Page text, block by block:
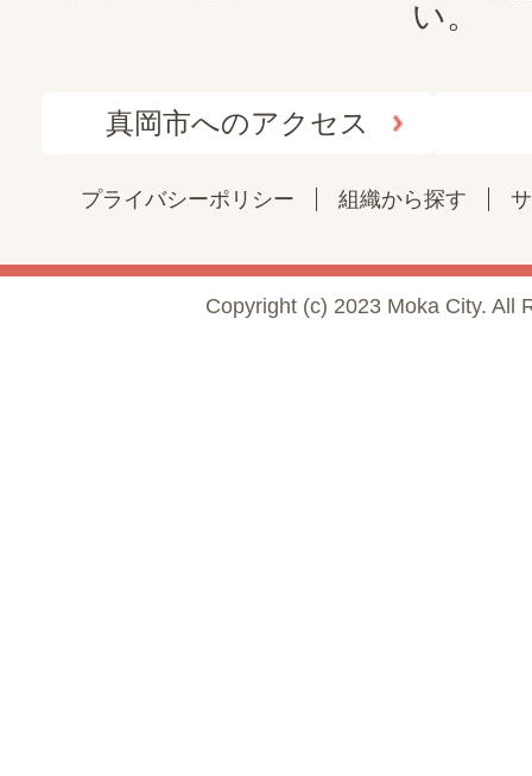
い。
真岡市へのアクセス
プライバシーポリシー 組織から探す
Copyright (c) 2023 Moka City. All